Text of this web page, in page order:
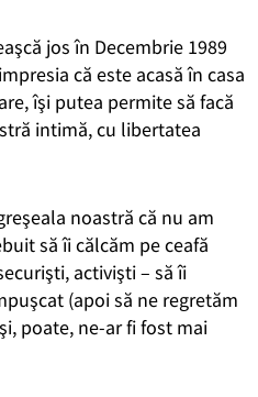
jos în Decembrie 1989
că este acasă în casa
îşi putea permite să facă
intimă, cu libertatea
noastră că nu am
să îi călcăm pe ceafă
activişti – să îi
(apoi să ne regretăm
poate, ne-ar fi fost mai